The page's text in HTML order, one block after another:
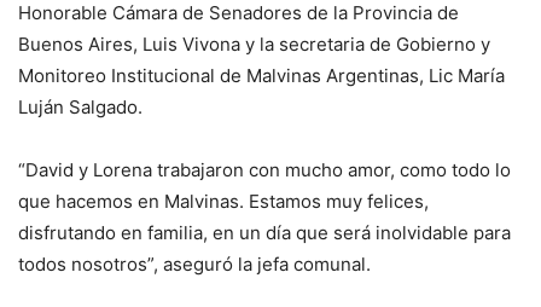
Honorable Cámara de Senadores de la Provincia de
Buenos Aires, Luis Vivona y la secretaria de Gobierno y
Monitoreo Institucional de Malvinas Argentinas, Lic María
Luján Salgado.
“David y Lorena trabajaron con mucho amor, como todo lo
que hacemos en Malvinas. Estamos muy felices,
disfrutando en familia, en un día que será inolvidable para
todos nosotros”, aseguró la jefa comunal.